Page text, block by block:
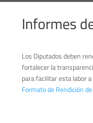
Informes
Los Diputados deben
fortalecer la
para facilitar esta labor
Formato de Rendición